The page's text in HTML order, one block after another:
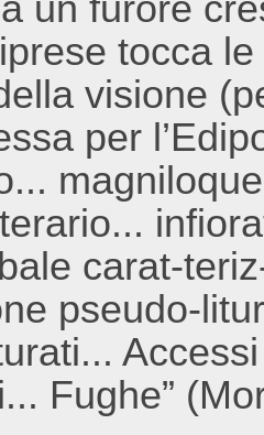
tocca
visione
per
carat-
pseudo-
Fughe”